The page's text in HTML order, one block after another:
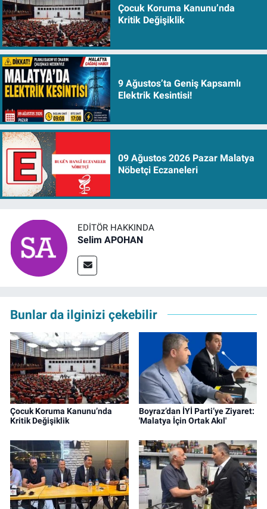
Çocuk Koruma Kanunu’nda
Kritik Değişiklik
9 Ağustos’ta Geniş Kapsamlı
Elektrik Kesintisi!
09 Ağustos 2026 Pazar Malatya
Nöbetçi Eczaneleri
EDITÖR HAKKINDA
Selim APOHAN
Bunlar da ilginizi çekebilir
Çocuk Koruma Kanunu’nda
Kritik Değişiklik
Boyraz’dan İYİ Parti’ye Ziyaret:
'Malatya İçin Ortak Akıl'